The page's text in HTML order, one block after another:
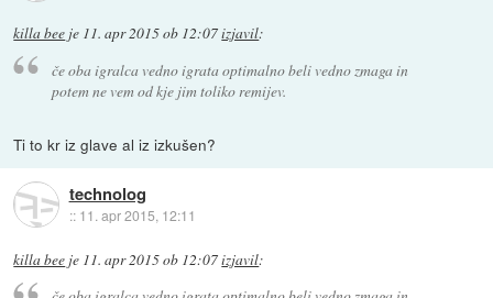
killa bee je 11. apr 2015 ob 12:07izjavil:
če oba igralca vedno igrata optimalno beli vedno zmaga in
potem ne vem od kje jim toliko remijev.
Ti to kr iz glave al iz izkušen?
technolog
:: 11. apr 2015, 12:11
killa bee je 11. apr 2015 ob 12:07izjavil: